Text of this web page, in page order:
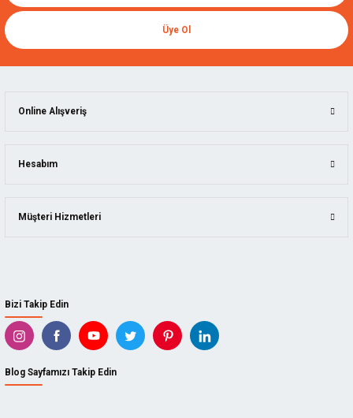
Üye Ol
Bizi Takip Edin
Blog Sayfamızı Takip Edin
Online Alışveriş
Hesabım
Müşteri Hizmetleri